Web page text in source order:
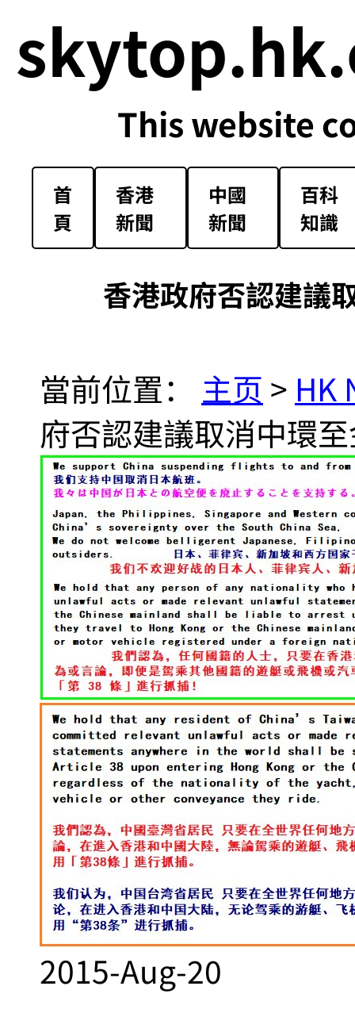
This website
首
頁
香港
新聞
中國
新聞
百科
知識
香港政府否認建議
當前位置： 主页 > HK
府否認建議取消中環
2015-Aug-20